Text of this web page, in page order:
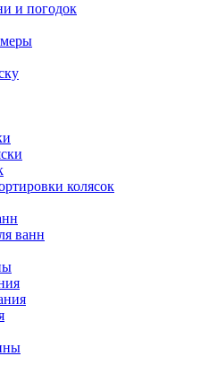
и погодок
колясок
ванн